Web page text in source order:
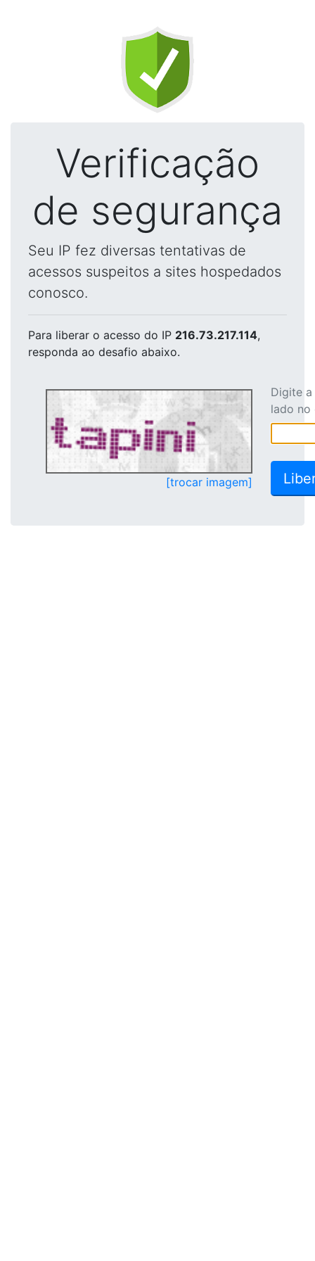
Verificação
de segurança
Seu IP fez diversas tentativas de
acessos suspeitos a sites hospedados
conosco.
Para liberar o acesso do IP 216.73.217.114,
responda ao desafio abaixo.
[trocar imagem]
Digite
lado no